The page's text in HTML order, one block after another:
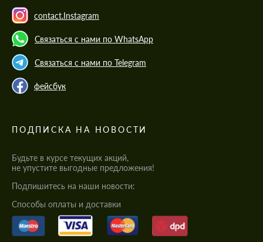
contact.Instagram
Связаться с нами по WhatsApp
Связаться с нами по Telegram
фейсбук
ПОДПИСКА НА НОВОСТИ
Будьте в курсе текущих акций,
не упустите выгодные предложения!
Подпишитесь на наши новости:
Cпособы оплаты и доставки